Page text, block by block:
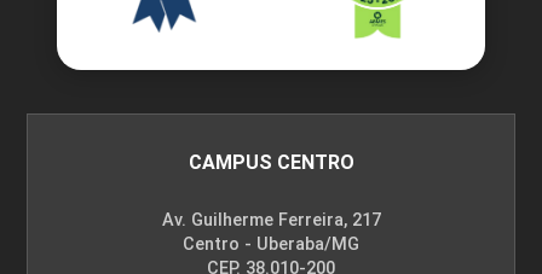
CAMPUS CENTRO
Av. Guilherme Ferreira, 217
Centro - Uberaba/MG
CEP. 38.010-200